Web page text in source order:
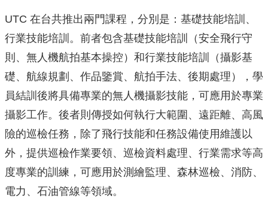
UTC 在台共推出兩門課程，分別是：基礎技能培訓、
行業技能培訓。前者包含基礎技能培訓（安全飛行守
則、無人機航拍基本操控）和行業技能培訓（攝影基
礎、航線規劃、作品鑒賞、航拍手法、後期處理），學
員結訓後將具備專業的無人機攝影技能，可應用於專業
攝影工作。後者則傳授如何執行大範圍、遠距離、高風
險的巡檢任務，除了飛行技能和任務設備使用維護以
外，提供巡檢作業要領、巡檢資料處理、行業需求等高
度專業的訓練，可應用於測繪監理、森林巡檢、消防、
電力、石油管線等領域。